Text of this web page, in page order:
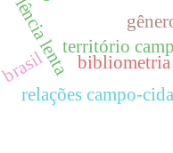
território
violência lenta bibliometria
relações campo-
brasil